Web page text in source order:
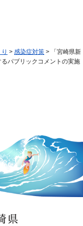
> 感染症対策 > 「宮崎県新
パブリックコメントの実施